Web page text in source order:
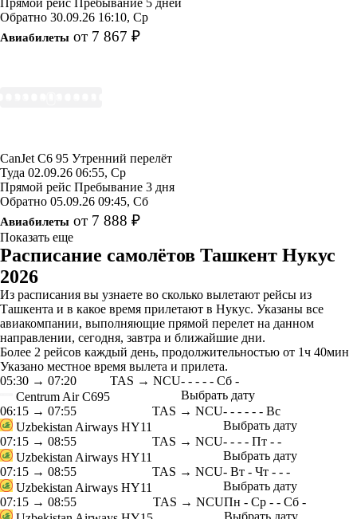
Обратно 30.09.26 16:10, Ср
Авиабилеты от 7 867 ₽
CanJet C6 95 Утренний перелёт
Туда 02.09.26 06:55, Ср
Прямой рейс Пребывание 3 дня
Обратно 05.09.26 09:45, Сб
Авиабилеты от 7 888 ₽
Показать еще
Расписание самолётов Ташкент Нукус
2026
Из расписания вы узнаете во сколько вылетают рейсы из
Ташкента и в какое время прилетают в Нукус. Указаны все
авиакомпании, выполняющие прямой перелет на данном
направлении, сегодня, завтра и ближайшие дни.
Более 2 рейсов каждый день, продолжительностью от 1ч 40мин
Указано местное время вылета и прилета.
05:30 → 07:20
Centrum AirC695
TAS → NCU- - - - - Сб -
Выбрать дату
06:15 → 07:55
Uzbekistan Airways HY11
TAS → NCU- - - - - - Вс
Выбрать дату
07:15 → 08:55
Uzbekistan Airways HY11
TAS → NCU- - - - Пт - -
Выбрать дату
07:15 → 08:55
Uzbekistan Airways HY11
TAS → NCU- Вт - Чт - - -
Выбрать дату
07:15 → 08:55
TAS → NCUПн - Ср - - Сб -
Выбрать дату